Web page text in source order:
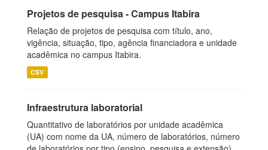
Projetos de pesquisa - Campus Itabira
Relação de projetos de pesquisa com título, ano,
vigência, situação, tipo, agência financiadora e unidade
acadêmica no campus Itabira.
CSV
Infraestrutura laboratorial
Quantitativo de laboratórios por unidade acadêmica
(UA) com nome da UA, número de laboratórios, número